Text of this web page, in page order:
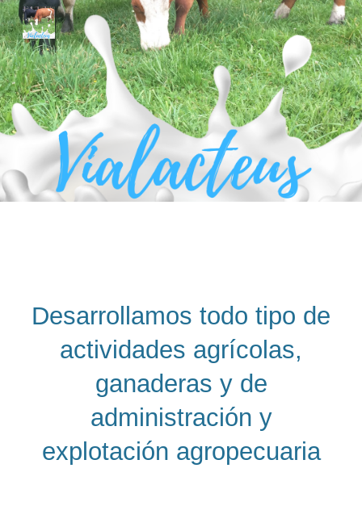
Skip to main content Skip to navigation
Desarrollamos todo tipo de
actividades agrícolas,
ganaderas y de
administración y
explotación agropecuaria